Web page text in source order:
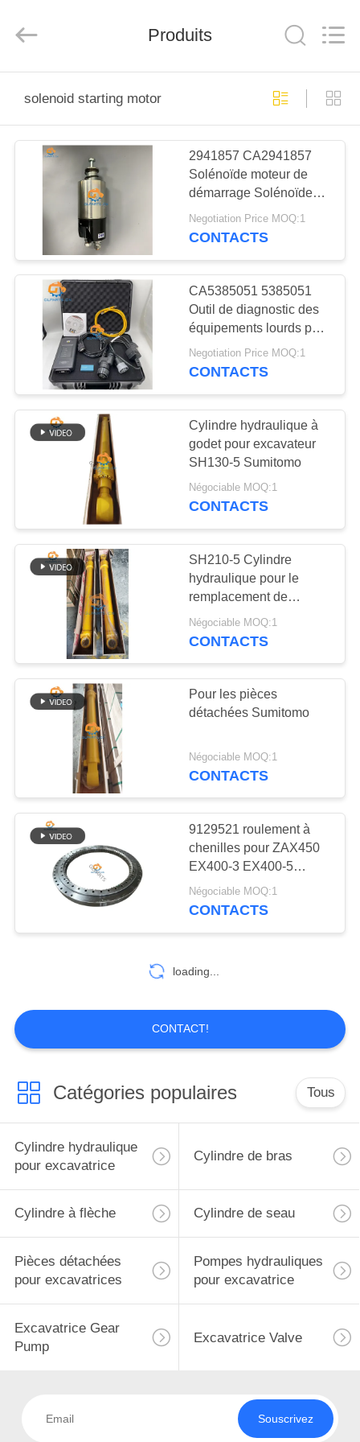
LA
MAISON
PRODUITS
VIDÉOS
PROPOS
NOUS
VISITE
DE
CONTRÔLE
DE
QUALITÉ
NOUS
CONTACTER
NOUVELLES
AFFAIRES
PLAN
CONFIDENTIALITÉ
Machinery
Rights
Produits
solenoid starting motor
2941857 CA2941857
Solénoïde moteur de
démarrage Solénoïde
commutateur pour
moteur CAT 320D 311C
Negotiation Price MOQ:1
CONTACTS
CA5385051 5385051
Outil de diagnostic des
équipements lourds pour
le moteur CAT ET4
G3608 C3.3B
Negotiation Price MOQ:1
CONTACTS
Cylindre hydraulique à
godet pour excavateur
SH130-5 Sumitomo
Négociable MOQ:1
CONTACTS
SH210-5 Cylindre
hydraulique pour le
remplacement de
machines d'ingénierie
Sumitomo
Négociable MOQ:1
CONTACTS
Pour les pièces
détachées Sumitomo
Négociable MOQ:1
CONTACTS
9129521 roulement à
chenilles pour ZAX450
EX400-3 EX400-5
ZX450H
Négociable MOQ:1
CONTACTS
loading...
CONTACT!
Catégories populaires Tous
Cylindre hydraulique
pour excavatrice
Cylindre de bras
Cylindre à flèche Cylindre de seau
Pièces détachées
pour excavatrices
Pompes hydrauliques
pour excavatrice
Excavatrice Gear
Pump
Excavatrice Valve
Souscrivez